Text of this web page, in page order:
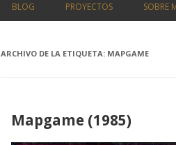
BLOG PROYECTOS SOBRE
ARCHIVO DE LA ETIQUETA: MAPGAME
Mapgame (1985)